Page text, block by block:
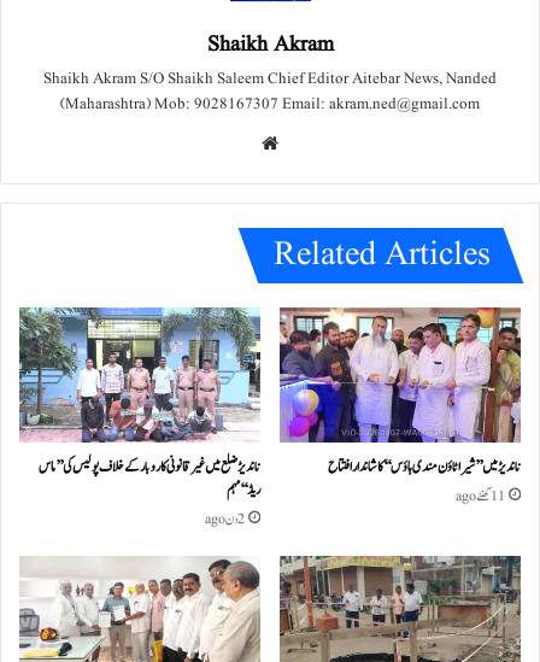
Shaikh Akram
Shaikh Akram S/O Shaikh Saleem Chief Editor Aitebar News, Nanded
(Maharashtra) Mob: 9028167307 Email: akram.ned@gmail.com
e
Related Articles
ناندیڑ میں ’’شیرا ٹاؤن مندی ہاؤس‘‘ کا شاندار افتتاح
11 گھنٹے ago
ناندیڑ ضلع میں غیر قانونی کاروبار کے خلاف پولیس کی ’’ماس
ریڈ‘‘ مہم
2 دن ago